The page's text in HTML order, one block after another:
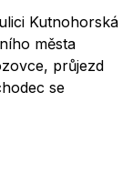
Kutnohorská
města
průjezd
se